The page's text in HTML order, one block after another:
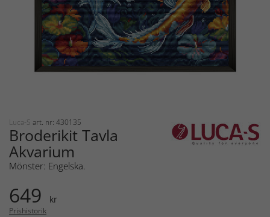
Luca-S art. nr: 430135
Broderikit Tavla
Akvarium
Mönster: Engelska.
649 kr
Prishistorik